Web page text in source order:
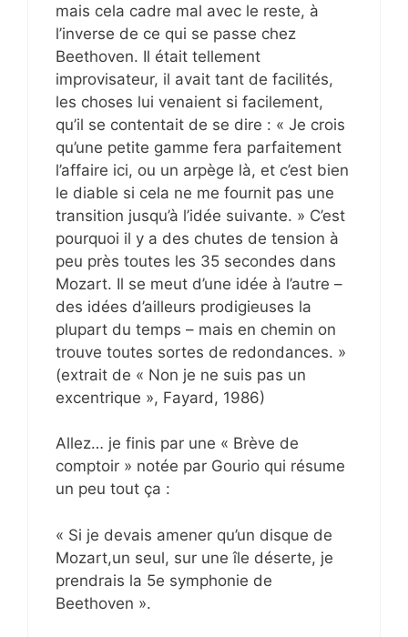
mais cela cadre mal avec le reste, à
l’inverse de ce qui se passe chez
Beethoven. Il était tellement
improvisateur, il avait tant de facilités,
les choses lui venaient si facilement,
qu’il se contentait de se dire : « Je crois
qu’une petite gamme fera parfaitement
l’affaire ici, ou un arpège là, et c’est bien
le diable si cela ne me fournit pas une
transition jusqu’à l’idée suivante. » C’est
pourquoi il y a des chutes de tension à
peu près toutes les 35 secondes dans
Mozart. Il se meut d’une idée à l’autre –
des idées d’ailleurs prodigieuses la
plupart du temps – mais en chemin on
trouve toutes sortes de redondances. »
(extrait de « Non je ne suis pas un
excentrique », Fayard, 1986)
Allez… je finis par une « Brève de
comptoir » notée par Gourio qui résume
un peu tout ça :
« Si je devais amener qu’un disque de
Mozart,un seul, sur une île déserte, je
prendrais la 5e symphonie de
Beethoven ».